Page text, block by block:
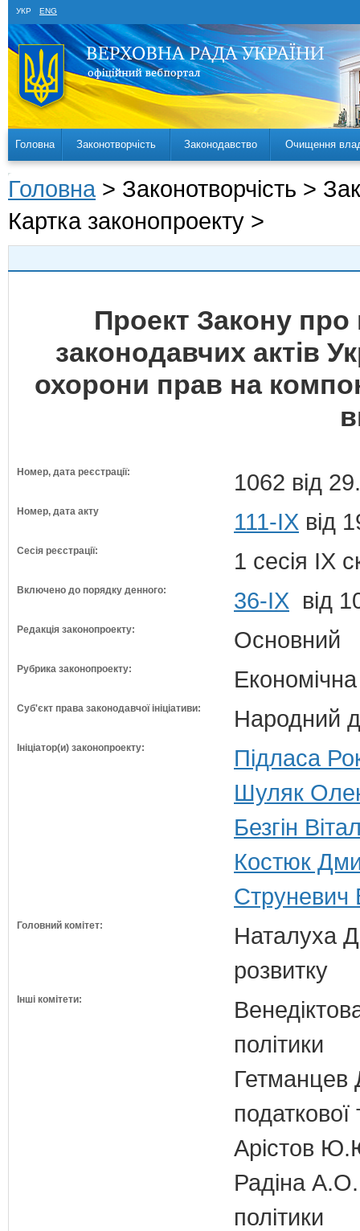
УКР ENG
Головна Законотворчість Законодавство Очищення
Головна > Законотворчість >
Картка законопроекту >
Проект Закону про
законодавчих актів
охорони прав на
Номер, дата реєстрації: 1062 від
Номер, дата акту 111-IX від
Сесія реєстрації: 1 сесія IX
Включено до порядку денного: 36-ІХ від
Редакція законопроекту: Основний
Рубрика законопроекту:
Суб'єкт права законодавчої ініціативи: Народний
Ініціатор(и) законопроекту:
Підласа
Шуляк
Безгін
Костюк
Струневич
Головний комітет:
Наталуха
розвитку
Інші комітети:
політики
Гетманцев
податкової
Арістов
Радіна А.О.
політики